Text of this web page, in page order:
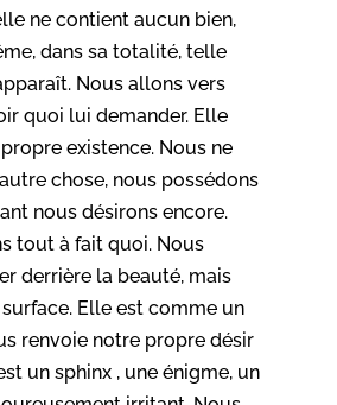
ne contient aucun bien,
dans sa totalité, telle
Nous allons vers
quoi lui demander. Elle
existence. Nous ne
chose, nous possédons
nous désirons encore.
tout à fait quoi. Nous
derrière la beauté, mais
surface. Elle est comme un
renvoie notre propre désir
un sphinx , une énigme, un